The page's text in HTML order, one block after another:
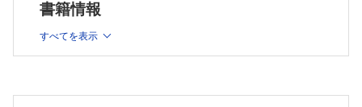
・糖尿病神経障害（松本 晃一）
・動脈硬化性疾患（冠動脈疾患・脳血管障害・末梢動脈疾患）
（井上 岳）
・がん（稲野 寛）
書籍情報
すべてを表示